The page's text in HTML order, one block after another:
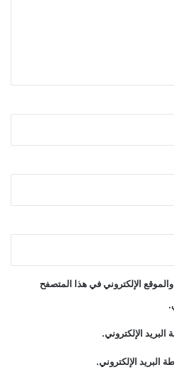
الإلكتروني في هذا المتصفح
الإلكتروني.
البريد الإلكتروني.